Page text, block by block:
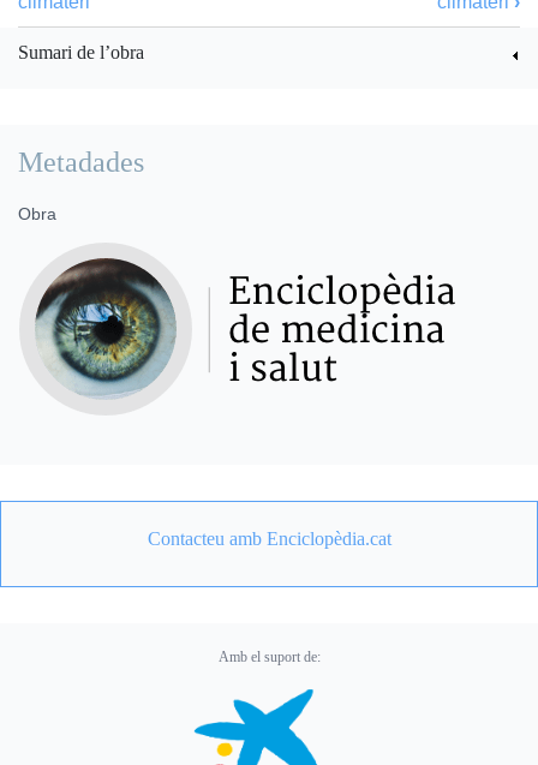
Sumari de l’obra
Metadades
Obra
Contacteu amb Enciclopèdia.cat
Amb el suport de: